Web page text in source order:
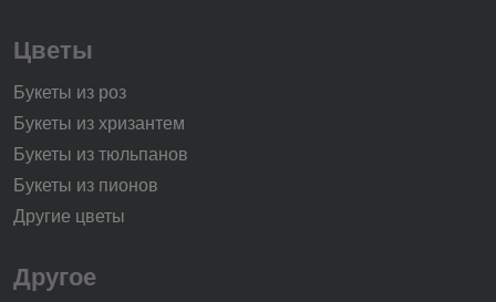
Цветы
Букеты из роз
Букеты из хризантем
Букеты из тюльпанов
Букеты из пионов
Другие цветы
Другое